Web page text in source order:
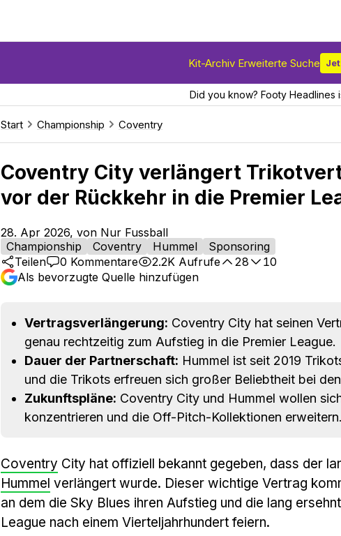
Kit-Archiv Erweiterte Suche
Did you know? Footy Headlines
Start Championship Coventry
Coventry City verlängert
vor der Rückkehr in die Premier
28. Apr 2026, von Nur Fussball
Championship
Coventry Hummel
Sponsoring
Teilen
0 Kommentare 2.2K Aufrufe 28
10
Als bevorzugte Quelle hinzufügen
Vertragsverlängerung: Coventry City hat seinen
genau rechtzeitig zum Aufstieg in die Premier League.
Dauer der Partnerschaft: Hummel ist seit 2019
und die Trikots erfreuen sich großer Beliebtheit bei
Zukunftspläne: Coventry City und Hummel wollen
konzentrieren und die Off-Pitch-Kollektionen erweitern.
Coventry City hat offiziell bekannt gegeben, dass der
Hummel verlängert wurde. Dieser wichtige Vertrag
an dem die Sky Blues ihren Aufstieg und die lang
League nach einem Vierteljahrhundert feiern.